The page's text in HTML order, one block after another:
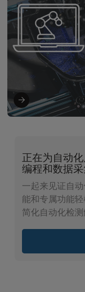
正在为自动
编程和数据
一起来见证自
能和专属功能
简化自动化检